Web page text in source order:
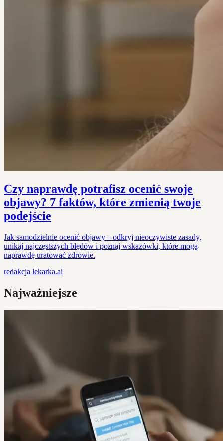
Czy naprawdę potrafisz ocenić swoje
objawy? 7 faktów, które zmienią twoje
podejście
Jak samodzielnie ocenić objawy – odkryj nieoczywiste zasady,
unikaj najczęstszych błędów i poznaj wskazówki, które mogą
naprawdę uratować zdrowie.
redakcja lekarka.ai
Najważniejsze